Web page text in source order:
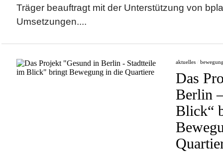
Träger beauftragt mit der Unterstützung von
Umsetzungen....
aktuelles/
Das
Berlin
Blick“